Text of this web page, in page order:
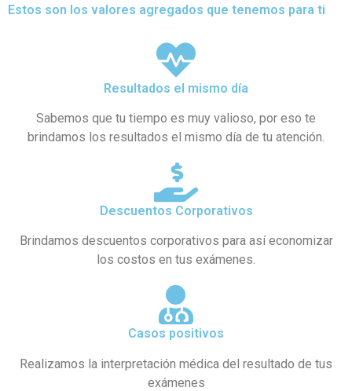
Estos son los valores agregados que tenemos para ti
Resultados el mismo día
Sabemos que tu tiempo es muy valioso, por eso te
brindamos los resultados el mismo día de tu atención.
Descuentos Corporativos
Brindamos descuentos corporativos para así economizar
los costos en tus exámenes.
Casos positivos
Realizamos la interpretación médica del resultado de tus
exámenes